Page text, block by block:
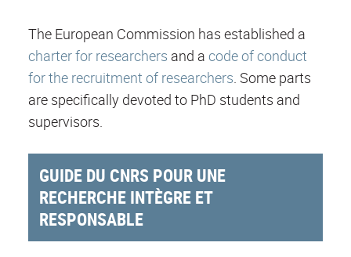
The European Commission has established a
charter for researchers and a code of conduct
for the recruitment of researchers . Some parts
are specifically devoted to PhD students and
supervisors.
GUIDE DU CNRS POUR UNE
RECHERCHE INTÈGRE ET
RESPONSABLE